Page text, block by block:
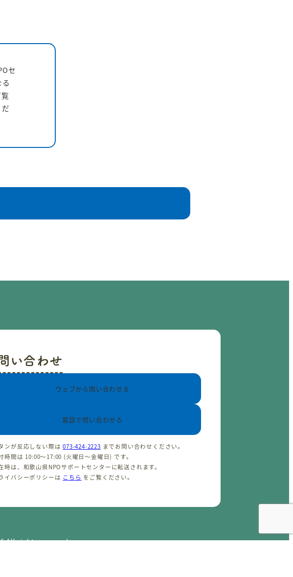
セ
い合わせ
ウェブから問い合わせる
電話で問い合わせる
ンが反応しない際は073-424-2223 までお問い合わせください。
時間は 10:00〜17:00 (火曜日〜金曜日) です。
時は、和歌山県NPOサポートセンターに転送されます。
イバシーポリシーは こちら をご覧ください。
All rights reserved.